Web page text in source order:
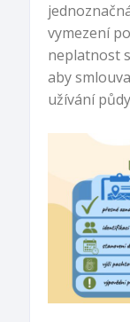
vymezení
neplatnost
aby
užívání